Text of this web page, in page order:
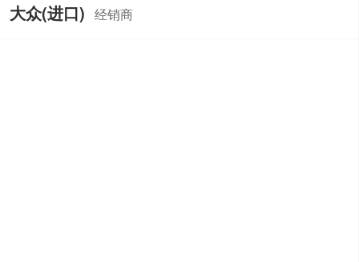
大众(进口) 经销商